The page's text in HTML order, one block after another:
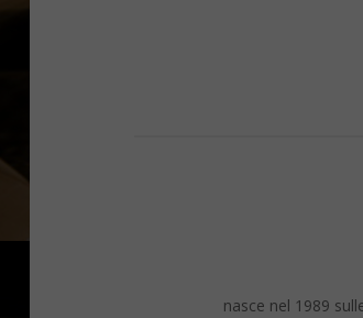
nasce nel 1989